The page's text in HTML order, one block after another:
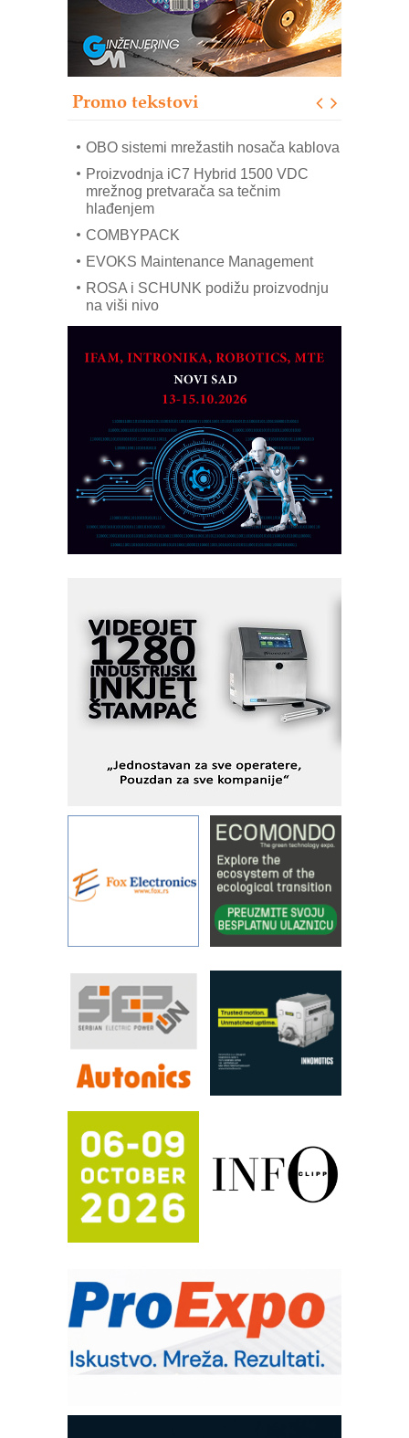
Promo tekstovi
poverenja u industriji
RMQ-TITAN ADVANCED INDICATOR
– Pametna signalizacija za efikasnije
upravljanje mašinama
Mitutoyo Crysta-Apex V PLUS: Nova
OBO sistemi mrežastih nosača kablova
Proizvodnja iC7 Hybrid 1500 VDC
mrežnog pretvarača sa tečnim
hlađenjem
COMBYPACK
EVOKS Maintenance Management
ROSA i SCHUNK podižu proizvodnju
na viši nivo
MAREX - Lim i mašine za savremena
Marcom-plast d.o.o.- vaš pouzdan
partner
CTO - Prilagodite svoju toplinsku
obradu!
Razvoj asortimanskog pravca MINI-
PLC AKYTEC
AUKOM: Svetski standard metrologije
dostupan u Srbiji
I.SAFE MOBILE revolucioniše
industrijsku automatizaciju
pionirskimmobile operator PANEL-OM
Fleksibilno stezanje i brzo
podešavanje u proizvodnji prototipova
KIP KOP – napredna rešenja za
objekte
Alba d.o.o. – 35 godina preciznosti u
IBeRTIM - oprema za ispitivanje
kontrole kvaliteta
STAUFF – Komponente koje
povećavaju pouzdanost hidrauličkih
pouzdanost u transferu fluida
Filtration Group Industrial – Napredna
rešenja za filtraciju u hidrauličkim i
procesnim sistemima
RILINEX kompanije Rittal
FANUC: Najbolje za vašu pametnu
Efikasno upravljanje energijom
Automatizacija pakovanja · Display
(Shelf-Ready) omotnice
Potpuna efikasnost bez složenih
sistema
Trajna oznaka kao dugoročna korist
IB BLUMENAUER - više od 40 godina
poverenja u industriji
RMQ-TITAN ADVANCED INDICATOR
– Pametna signalizacija za efikasnije
upravljanje mašinama
era CNC merenja